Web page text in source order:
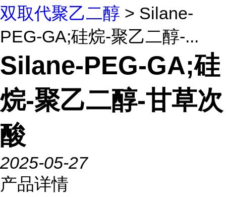
双取代聚乙二醇 > Silane-
PEG-GA;硅烷-聚乙二醇-...
Silane-PEG-GA;硅
烷-聚乙二醇-甘草次
酸
2025-05-27
产品详情